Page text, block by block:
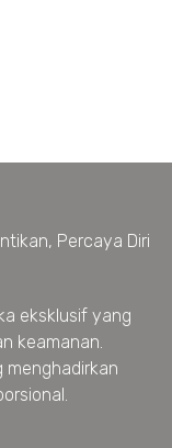
Percaya Diri
eksklusif yang
keamanan.
menghadirkan